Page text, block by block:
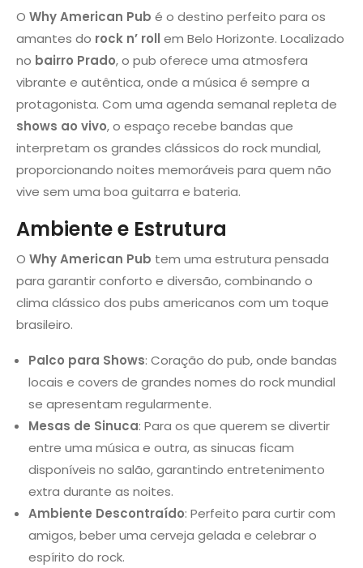
O Why American Pub é o destino perfeito para os
amantes do rock n’ roll em Belo Horizonte. Localizado
no bairro Prado, o pub oferece uma atmosfera
vibrante e autêntica, onde a música é sempre a
protagonista. Com uma agenda semanal repleta de
shows ao vivo, o espaço recebe bandas que
interpretam os grandes clássicos do rock mundial,
proporcionando noites memoráveis para quem não
vive sem uma boa guitarra e bateria.
Ambiente e Estrutura
O Why American Pub tem uma estrutura pensada
para garantir conforto e diversão, combinando o
clima clássico dos pubs americanos com um toque
brasileiro.
Palco para Shows: Coração do pub, onde bandas
locais e covers de grandes nomes do rock mundial
se apresentam regularmente.
Mesas de Sinuca: Para os que querem se divertir
entre uma música e outra, as sinucas ficam
disponíveis no salão, garantindo entretenimento
extra durante as noites.
Ambiente Descontraído: Perfeito para curtir com
amigos, beber uma cerveja gelada e celebrar o
espírito do rock.